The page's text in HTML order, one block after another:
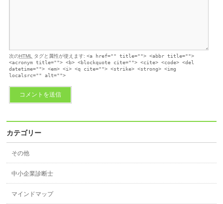
次のHTML タグと属性が使えます:<a href="" title=""> <abbr title="">
<acronym title=""> <b> <blockquote cite=""> <cite> <code> <del
datetime=""> <em> <i> <q cite=""> <strike> <strong> <img
localsrc="" alt="">
カテゴリー
その他
中小企業診断士
マインドマップ